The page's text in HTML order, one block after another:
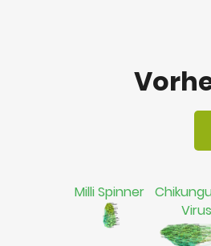
Milli Spinner
Virus